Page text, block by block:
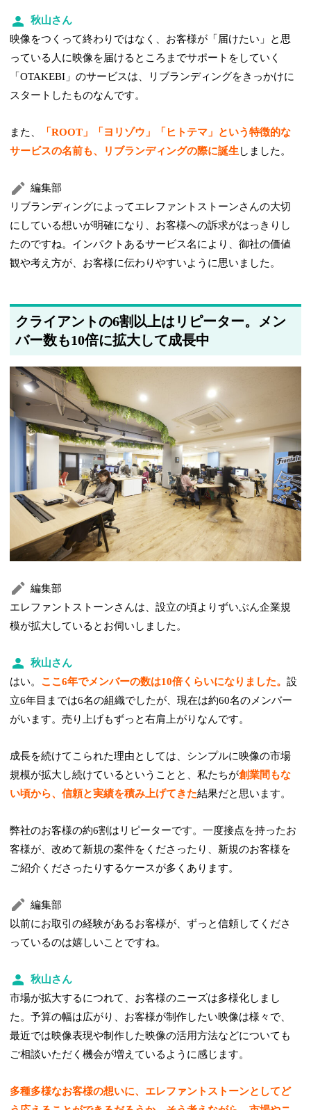
秋山さん
映像をつくって終わりではなく、お客様が「届けたい」と思
っている人に映像を届けるところまでサポートをしていく
「OTAKEBI」のサービスは、リブランディングをきっかけに
スタートしたものなんです。
また、
「ROOT」「ヨリゾウ」「ヒトテマ」という特徴的な
サービスの名前も、リブランディングの際に誕生 しました。
編集部
リブランディングによってエレファントストーンさんの大切
にしている想いが明確になり、お客様への訴求がはっきりし
たのですね。インパクトあるサービス名により、御社の価値
観や考え方が、お客様に伝わりやすいように思いました。
クライアントの6割以上はリピーター。メン
バー数も10倍に拡大して成長中
編集部
エレファントストーンさんは、設立の頃よりずいぶん企業規
模が拡大しているとお伺いしました。
秋山さん
はい。 ここ6年でメンバーの数は10倍くらいになりました。設
立6年目までは6名の組織でしたが、現在は約60名のメンバー
がいます。売り上げもずっと右肩上がりなんです。
成長を続けてこられた理由としては、シンプルに映像の市場
規模が拡大し続けているということと、私たちが創業間もな
い頃から、信頼と実績を積み上げてきた結果だと思います。
弊社のお客様の約6割はリピーターです。一度接点を持ったお
客様が、改めて新規の案件をくださったり、新規のお客様を
ご紹介くださったりするケースが多くあります。
編集部
以前にお取引の経験があるお客様が、ずっと信頼してくださ
っているのは嬉しいことですね。
秋山さん
市場が拡大するにつれて、お客様のニーズは多様化しまし
た。予算の幅は広がり、お客様が制作したい映像は様々で、
最近では映像表現や制作した映像の活用方法などについても
ご相談いただく機会が増えているように感じます。
多種多様なお客様の想いに、エレファントストーンとしてど